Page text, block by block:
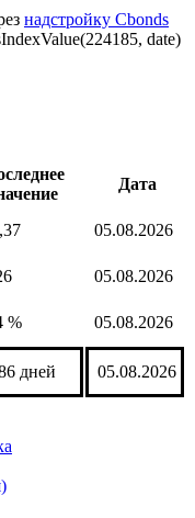
надстройку Cbonds
date)
Дата
05.08.2026
05.08.2026
% 05.08.2026
дней
05.08.2026